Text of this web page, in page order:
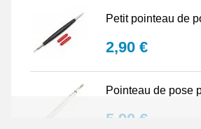
Petit pointeau de
2,90 €
Pointeau de pose
5,90 €